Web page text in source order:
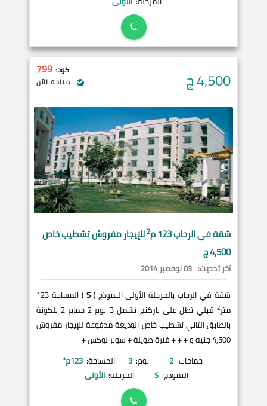
4,500ج كود: 799
متاحة الآن
شقة فيالرحاب 2للإيجار مفروش تشطيب خاص
4,500 ج
آخر تحديث: 03 نوفمبر 2014
شقة في الرحاب بالمرحلة الأولى النموذج (S
) المساحة 123
متر2
قبلي تطل على باركنج تشمل 3 نوم 2 حمام 2 بلكونة
بالطابق الثاني تشطيب خاص الوديعة مدفوعة للإيجار مفروش
4,500 جنيه و + + + فترة طويلة + سوبر لوكس +
حمامات: 2 نوم: 3 المساحة: 123م²
النموذج: S المرحلة: الأولى